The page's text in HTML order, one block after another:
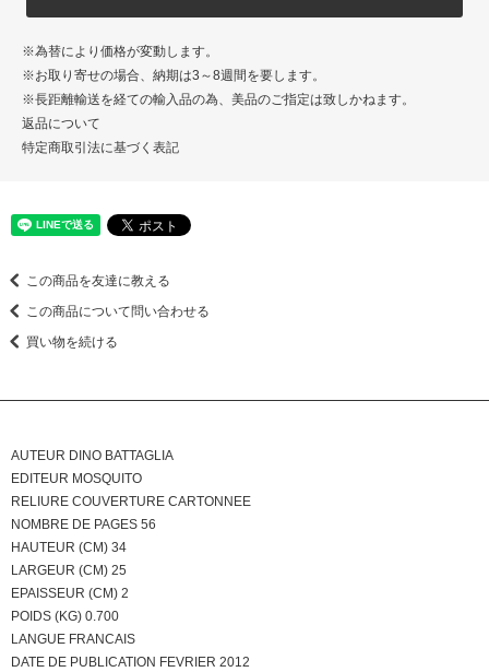
※為替により価格が変動します。
※お取り寄せの場合、納期は3～8週間を要します。
※長距離輸送を経ての輸入品の為、美品のご指定は致しかねます。
返品について
特定商取引法に基づく表記
この商品を友達に教える
この商品について問い合わせる
買い物を続ける
AUTEUR DINO BATTAGLIA
EDITEUR MOSQUITO
RELIURE COUVERTURE CARTONNEE
NOMBRE DE PAGES 56
HAUTEUR (CM) 34
LARGEUR (CM) 25
EPAISSEUR (CM) 2
POIDS (KG) 0.700
LANGUE FRANCAIS
DATE DE PUBLICATION FEVRIER 2012